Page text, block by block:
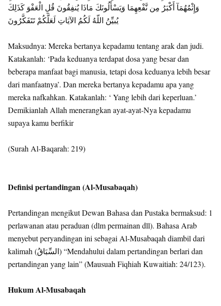
وَإِثْمُهُمَآ أَكْبَرُ مِن نَّفْعِهِمَا وَيَسْأَلُونَكَ مَاذَا يُنفِقُونَ قُلِ الْعَفْوَ كَذَلِكَ
يُبيِّنُ اللّهُ لَكُمُ الآيَاتِ لَعَلَّكُمْ تَتَفَكَّرُونَ
Maksudnya: Mereka bertanya kepadamu tentang arak dan judi.
Katakanlah: ‘Pada keduanya terdapat dosa yang besar dan
beberapa manfaat bagi manusia, tetapi dosa keduanya lebih besar
dari manfaatnya’. Dan mereka bertanya kepadamu apa yang
mereka nafkahkan. Katakanlah: ‘ Yang lebih dari keperluan.’
Demikianlah Allah menerangkan ayat-ayat-Nya kepadamu
supaya kamu berfikir
(Surah Al-Baqarah: 219)
Definisi pertandingan (Al-Musabaqah)
Pertandingan mengikut Dewan Bahasa dan Pustaka bermaksud: 1
perlawanan atau peraduan (dlm permainan dll). Bahasa Arab
menyebut peryandingan ini sebagai Al-Musabaqah diambil dari
kalimah (السِّبَاقُ) “Mendahului dalam pertandingan berlari dan
pertandingan yang lain” (Mausuah Fiqhiah Kuwaitiah: 24/123).
Hukum Al-Musabaqah